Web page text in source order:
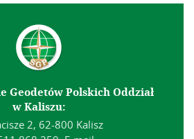
Geodetów Polskich Oddział
w Kaliszu:
2, 62-800 Kalisz